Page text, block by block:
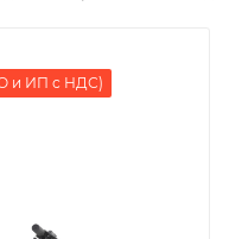
и ИП с НДС)